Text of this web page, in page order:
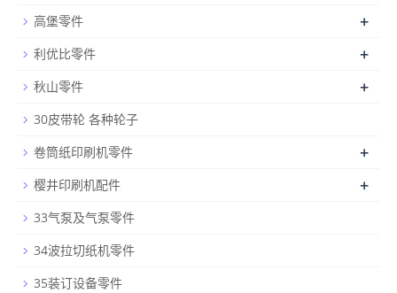
高堡零件 +
利优比零件 +
秋山零件 +
30皮带轮 各种轮子
卷筒纸印刷机零件
+
樱井印刷机配件 +
33气泵及气泵零件
34波拉切纸机零件
35装订设备零件